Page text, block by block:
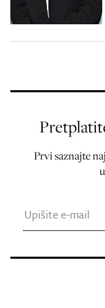
Prvi saznajte